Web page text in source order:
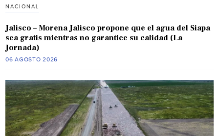
NACIONAL
Jalisco – Morena Jalisco propone que el agua del Siapa
sea gratis mientras no garantice su calidad (La
Jornada)
06 AGOSTO 2026